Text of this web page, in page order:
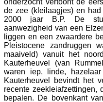
onderzocht vertoont de
de zee (kleilaagjes) en
2000 jaar B.P. De
aanwezigheid van een
liggen en een zwaardere
Pleistocene zandruggen
maaiveld) vanuit het
Kauterheuvel (van
waren iep, linde,
Kauterheuvel bevindt het
recente
bepalen. De bovenkant